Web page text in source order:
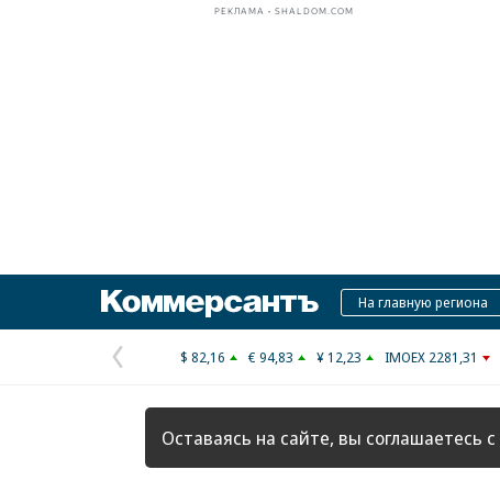
РЕКЛАМА • SHALDOM.COM
КоммерсантъНа главную региона
Предыдущая
страница
$ 82,16 € 94,83 ¥ 12,23 IMOEX 2281,31
Оставаясь на сайте, вы соглашаетесь с